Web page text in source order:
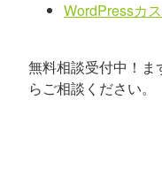
WordPressカ
無料相談受付中！ま
らご相談ください。